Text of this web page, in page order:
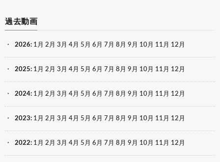
過去動画
2026: 1月 2月 3月 4月 5月 6月 7月 8月 9月 10月 11月 12月
2025: 1月 2月 3月 4月 5月 6月 7月 8月 9月 10月 11月 12月
2024: 1月 2月 3月 4月 5月 6月 7月 8月 9月 10月 11月 12月
2023: 1月 2月 3月 4月 5月 6月 7月 8月 9月 10月 11月 12月
2022: 1月 2月 3月 4月 5月 6月 7月 8月 9月 10月 11月 12月